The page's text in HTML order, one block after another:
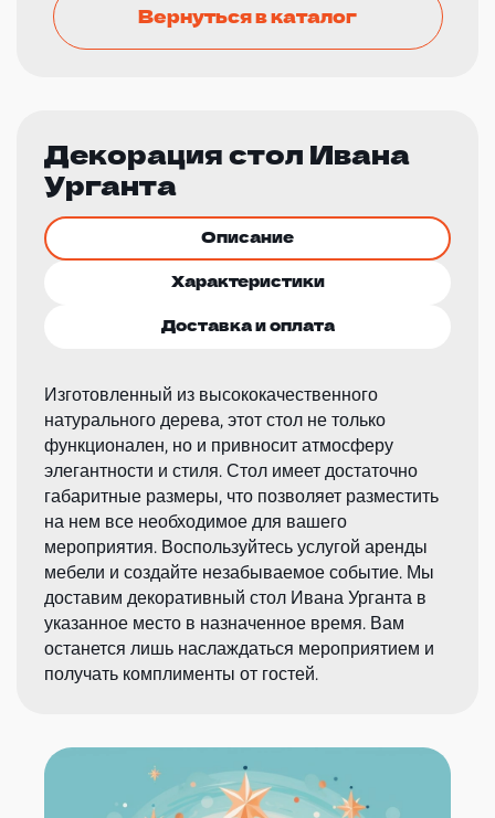
Вернуться в каталог
Декорация стол Ивана
Урганта
Описание
Характеристики
Доставка и оплата
Изготовленный из высококачественного
натурального дерева, этот стол не только
функционален, но и привносит атмосферу
элегантности и стиля. Стол имеет достаточно
габаритные размеры, что позволяет разместить
на нем все необходимое для вашего
мероприятия. Воспользуйтесь услугой аренды
мебели и создайте незабываемое событие. Мы
доставим декоративный стол Ивана Урганта в
указанное место в назначенное время. Вам
останется лишь наслаждаться мероприятием и
получать комплименты от гостей.